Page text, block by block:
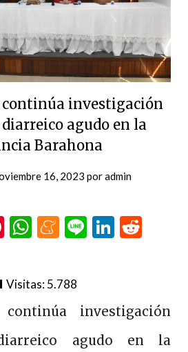
continúa investigación
agudo en la
Barahona
16, 2023 poradmin
Pinterest
WhatsApp
Meneame
Line
Visitas:5.788
investigación
agudo en la